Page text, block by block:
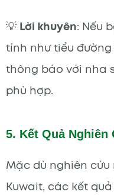
💡Lời khuyên: Nếu
tính như tiểu
thông báo với nha
phù hợp.
5. Kết Quả Nghiên
Mặc dù nghiên
Kuwait, các kết